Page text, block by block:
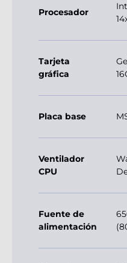
Procesador
Tarjeta
gráfica
Placa base
Ventilador
CPU
Fuente de
alimentación